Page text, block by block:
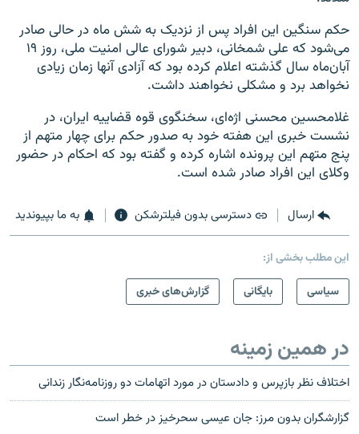
حکم سنگین این افراد پس از نزدیک به شش ماه در حالی صادر
می‌شود که علی شمخانی، دبیر شورای عالی امنیت ملی، روز ۱۹
آبان‌ماه سال گذشته اعلام کرده بود که آزادی آنها زمان زیادی
نخواهد برد و مشکلی نخواهند داشت.
غلامحسین محسنی اژه‌ای، سخنگوی قوه قضاییه ایران، در
نشست خبری این هفته خود به صدور حکم برای چهار متهم از
پنج متهم این پرونده اشاره کرده و گفته بود که احکام در حضور
وکلای این افراد صادر شده است.
ارسال دسترسی بدون فیلترشکن به ما بپیوندید
این مطلب بخشی از:
سیاسی
بایگانی گزارش‌های خبری
در همین زمینه
اختلاف نظر بازپرس و دادستان در مورد اتهامات دو روزنامه‌نگار زندانی
گزارشگران بدون مرز: جان عیسی سحرخیز در خطر است